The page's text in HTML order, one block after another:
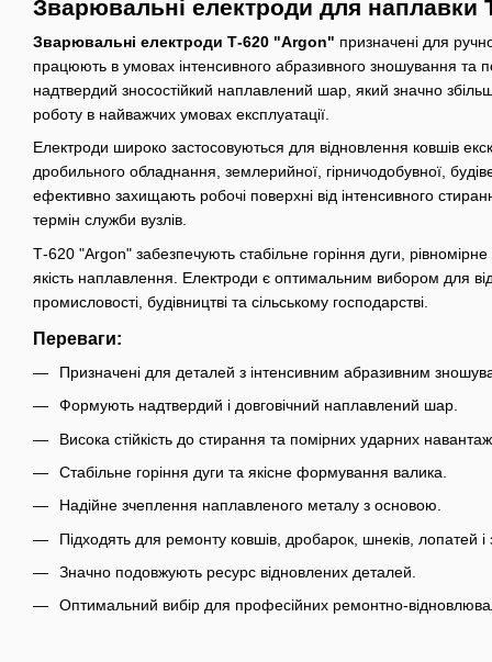
Зварювальні електроди для наплавки
Зварювальні електроди Т-620 "Argon" призначені для
працюють в умовах інтенсивного абразивного зношування
надтвердий зносостійкий наплавлений шар, який значно
роботу в найважчих умовах експлуатації.
Електроди широко застосовуються для відновлення ковшів
дробильного обладнання, землерийної, гірничодобувної,
ефективно захищають робочі поверхні від інтенсивного
термін служби вузлів.
Т-620 "Argon" забезпечують стабільне горіння дуги,
якість наплавлення. Електроди є оптимальним вибором для
промисловості, будівництві та сільському господарстві.
Переваги:
Призначені для деталей з інтенсивним абразивним
Формують надтвердий і довговічний наплавлений шар.
Висока стійкість до стирання та помірних ударних
Стабільне горіння дуги та якісне формування валика.
Надійне зчеплення наплавленого металу з основою.
Підходять для ремонту ковшів, дробарок, шнеків, лопатей і
Значно подовжують ресурс відновлених деталей.
Оптимальний вибір для професійних ремонтно-